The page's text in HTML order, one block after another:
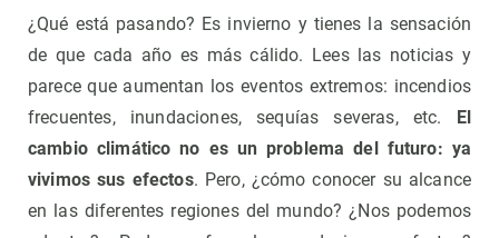
¿Qué está pasando? Es invierno y tienes la sensación
de que cada año es más cálido. Lees las noticias y
parece que aumentan los eventos extremos: incendios
frecuentes, inundaciones, sequías severas, etc.
El
cambio climático no es un problema del futuro: ya
vivimos sus efectos. Pero, ¿cómo conocer su alcance
en las diferentes regiones del mundo? ¿Nos podemos